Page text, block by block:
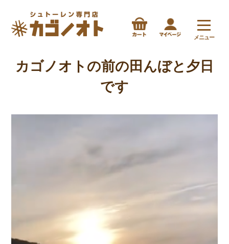
メニュー
カゴノオトの前の田んぼと夕日
です